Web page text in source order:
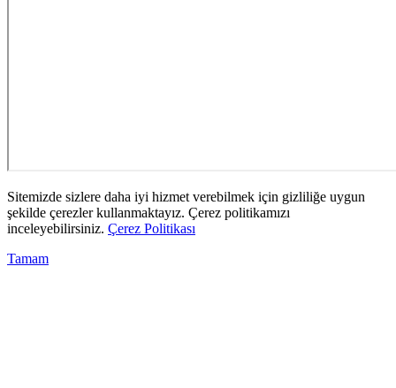
Sitemizde sizlere daha iyi hizmet verebilmek için gizliliğe uygun
şekilde çerezler kullanmaktayız. Çerez politikamızı
inceleyebilirsiniz. Çerez Politikası
Tamam